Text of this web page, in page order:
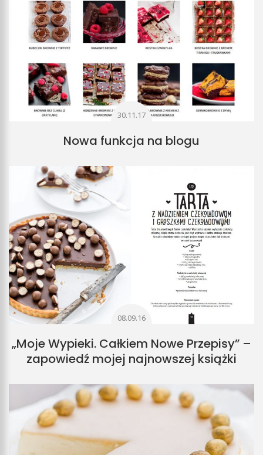
30.11.17
Nowa funkcja na blogu
08.09.16
„Moje Wypieki. Całkiem Nowe Przepisy” –
zapowiedź mojej najnowszej książki